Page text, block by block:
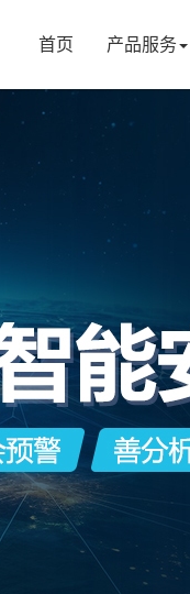
首页 产品服务